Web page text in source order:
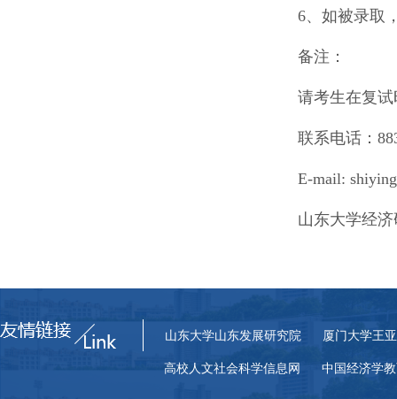
6、如被录取
备注：
请考生在复
联系电话：
E-mail:
山东大学经
山东大学山东发展研究院 厦门大学王
高校人文社会科学信息网 中国经济学